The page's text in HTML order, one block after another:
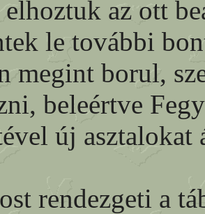
elhoztuk az ott
le további
megint borul,
beleértve
új asztalokat
rendezgeti a